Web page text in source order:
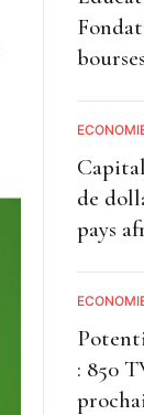
de
pays
: 850